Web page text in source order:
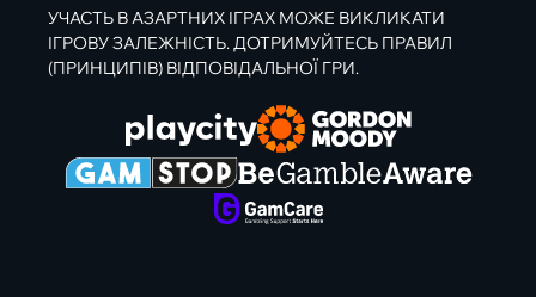
УЧАСТЬ В АЗАРТНИХ ІГРАХ МОЖЕ ВИКЛИКАТИ
ІГРОВУ ЗАЛЕЖНІСТЬ. ДОТРИМУЙТЕСЬ ПРАВИЛ
(ПРИНЦИПІВ) ВІДПОВІДАЛЬНОЇ ГРИ.